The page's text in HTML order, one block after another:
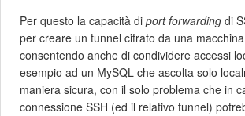
Per questo la capacità di port forwarding di
per creare un tunnel cifrato da una
consentendo anche di condividere accessi
esempio ad un MySQL che ascolta solo
maniera sicura, con il solo problema che in
connessione SSH (ed il relativo tunnel)